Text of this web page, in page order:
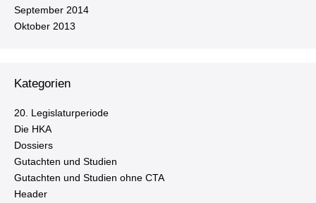
September 2014
Oktober 2013
Kategorien
20. Le­gis­la­tur­pe­ri­ode
Die HKA
Dossiers
Gutachten und Studien
Gutachten und Studien ohne CTA
Header